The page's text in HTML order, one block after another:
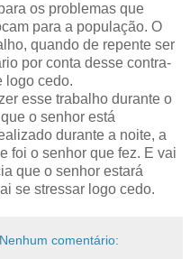
os problemas que
para a população. O
quando de repente ser
por conta desse contra-
logo cedo.
esse trabalho durante o
o senhor está
durante a noite, a
foi o senhor que fez. E vai
que o senhor estará
se stressar logo cedo.
Nenhum comentário: